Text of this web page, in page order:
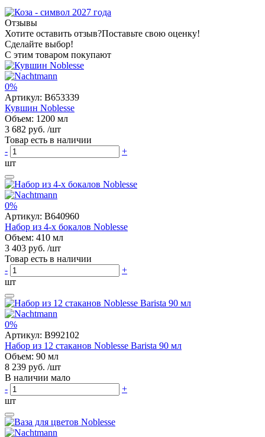
Отзывы
Хотите оставить отзыв?Поставьте свою оценку!
Сделайте выбор!
С этим товаром покупают
0%
Артикул: B653339
Кувшин Noblesse
Объем: 1200 мл
3 682 руб. /шт
Товар есть в наличии
-
+
шт
0%
Артикул: B640960
Набор из 4-х бокалов Noblesse
Объем: 410 мл
3 403 руб. /шт
Товар есть в наличии
-
+
шт
0%
Артикул: B992102
Набор из 12 стаканов Noblesse Barista 90 мл
Объем: 90 мл
8 239 руб. /шт
В наличии мало
-
+
шт